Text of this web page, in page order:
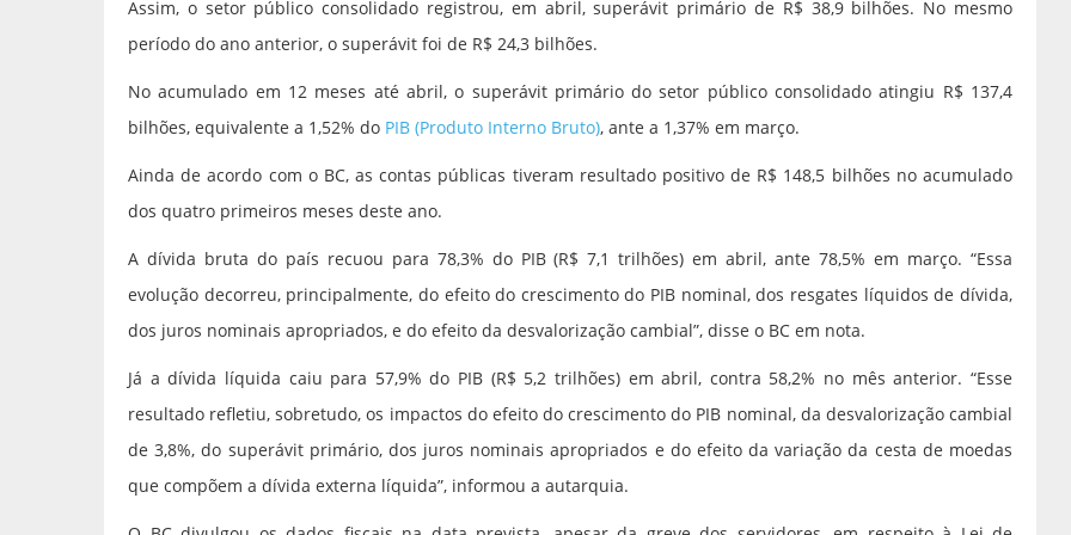
Assim, o setor público consolidado registrou, em abril, superávit primário de R$ 38,9 bilhões. No mesmo
período do ano anterior, o superávit foi de R$ 24,3 bilhões.
No acumulado em 12 meses até abril, o superávit primário do setor público consolidado atingiu R$ 137,4
bilhões, equivalente a 1,52% do PIB (Produto Interno Bruto), ante a 1,37% em março.
Ainda de acordo com o BC, as contas públicas tiveram resultado positivo de R$ 148,5 bilhões no acumulado
dos quatro primeiros meses deste ano.
A dívida bruta do país recuou para 78,3% do PIB (R$ 7,1 trilhões) em abril, ante 78,5% em março. “Essa
evolução decorreu, principalmente, do efeito do crescimento do PIB nominal, dos resgates líquidos de dívida,
dos juros nominais apropriados, e do efeito da desvalorização cambial”, disse o BC em nota.
Já a dívida líquida caiu para 57,9% do PIB (R$ 5,2 trilhões) em abril, contra 58,2% no mês anterior. “Esse
resultado refletiu, sobretudo, os impactos do efeito do crescimento do PIB nominal, da desvalorização cambial
de 3,8%, do superávit primário, dos juros nominais apropriados e do efeito da variação da cesta de moedas
que compõem a dívida externa líquida”, informou a autarquia.